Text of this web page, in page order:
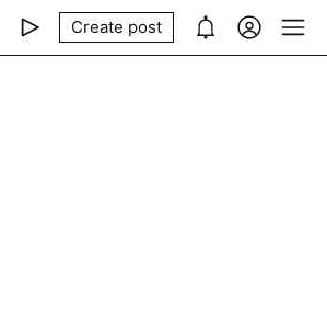
Create post